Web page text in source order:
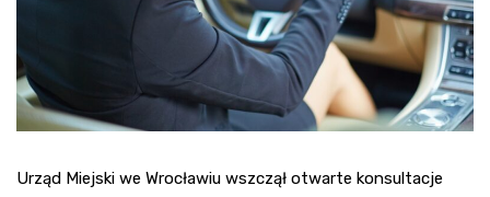
Urząd Miejski we Wrocławiu wszczął otwarte konsultacje